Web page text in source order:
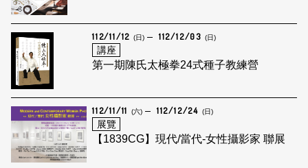
112/11/12 (日) 112/12/03 (日)
講座
第一期陳氏太極拳24式種子教練營
112/11/11 (六) 112/12/24 (日)
展覽
【1839CG】現代/當代-女性攝影家 聯展